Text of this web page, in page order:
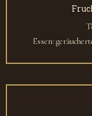
Essen: